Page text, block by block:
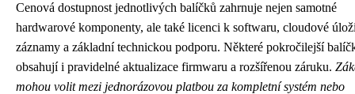
Cenová dostupnost jednotlivých balíčků zahrnuje nejen samotné
hardwarové komponenty, ale také licenci k softwaru, cloudové
záznamy a základní technickou podporu. Některé pokročilejší
obsahují i pravidelné aktualizace firmwaru a rozšířenou záruku.
mohou volit mezi jednorázovou platbou za kompletní systém nebo